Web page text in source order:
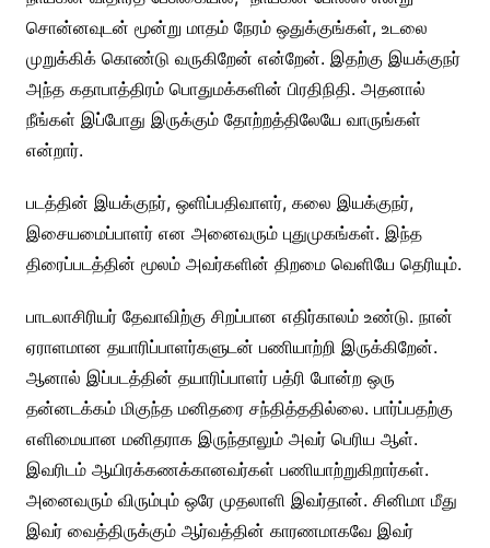
சொன்னவுடன் மூன்று மாதம் நேரம் ஒதுக்குங்கள், உடலை
முறுக்கிக் கொண்டு வருகிறேன் என்றேன். இதற்கு இயக்குநர்
அந்த கதாபாத்திரம் பொதுமக்களின் பிரதிநிதி. அதனால்
நீங்கள் இப்போது இருக்கும் தோற்றத்திலேயே வாருங்கள்
என்றார்.
படத்தின் இயக்குநர், ஒளிப்பதிவாளர், கலை இயக்குநர்,
இசையமைப்பாளர் என அனைவரும் புதுமுகங்கள். இந்த
திரைப்படத்தின் மூலம் அவர்களின் திறமை வெளியே தெரியும்.‌
பாடலாசிரியர் தேவாவிற்கு சிறப்பான எதிர்காலம் உண்டு. நான்
ஏராளமான தயாரிப்பாளர்களுடன் பணியாற்றி இருக்கிறேன்.
ஆனால் இப்படத்தின் தயாரிப்பாளர் பத்ரி போன்ற ஒரு
தன்னடக்கம் மிகுந்த மனிதரை சந்தித்ததில்லை.‌ பார்ப்பதற்கு
எளிமையான மனிதராக இருந்தாலும் அவர் பெரிய ஆள்.
இவரிடம் ஆயிரக்கணக்கானவர்கள் பணியாற்றுகிறார்கள்.
அனைவரும் விரும்பும் ஒரே முதலாளி இவர்தான். சினிமா மீது
இவர் வைத்திருக்கும் ஆர்வத்தின் காரணமாகவே இவர்